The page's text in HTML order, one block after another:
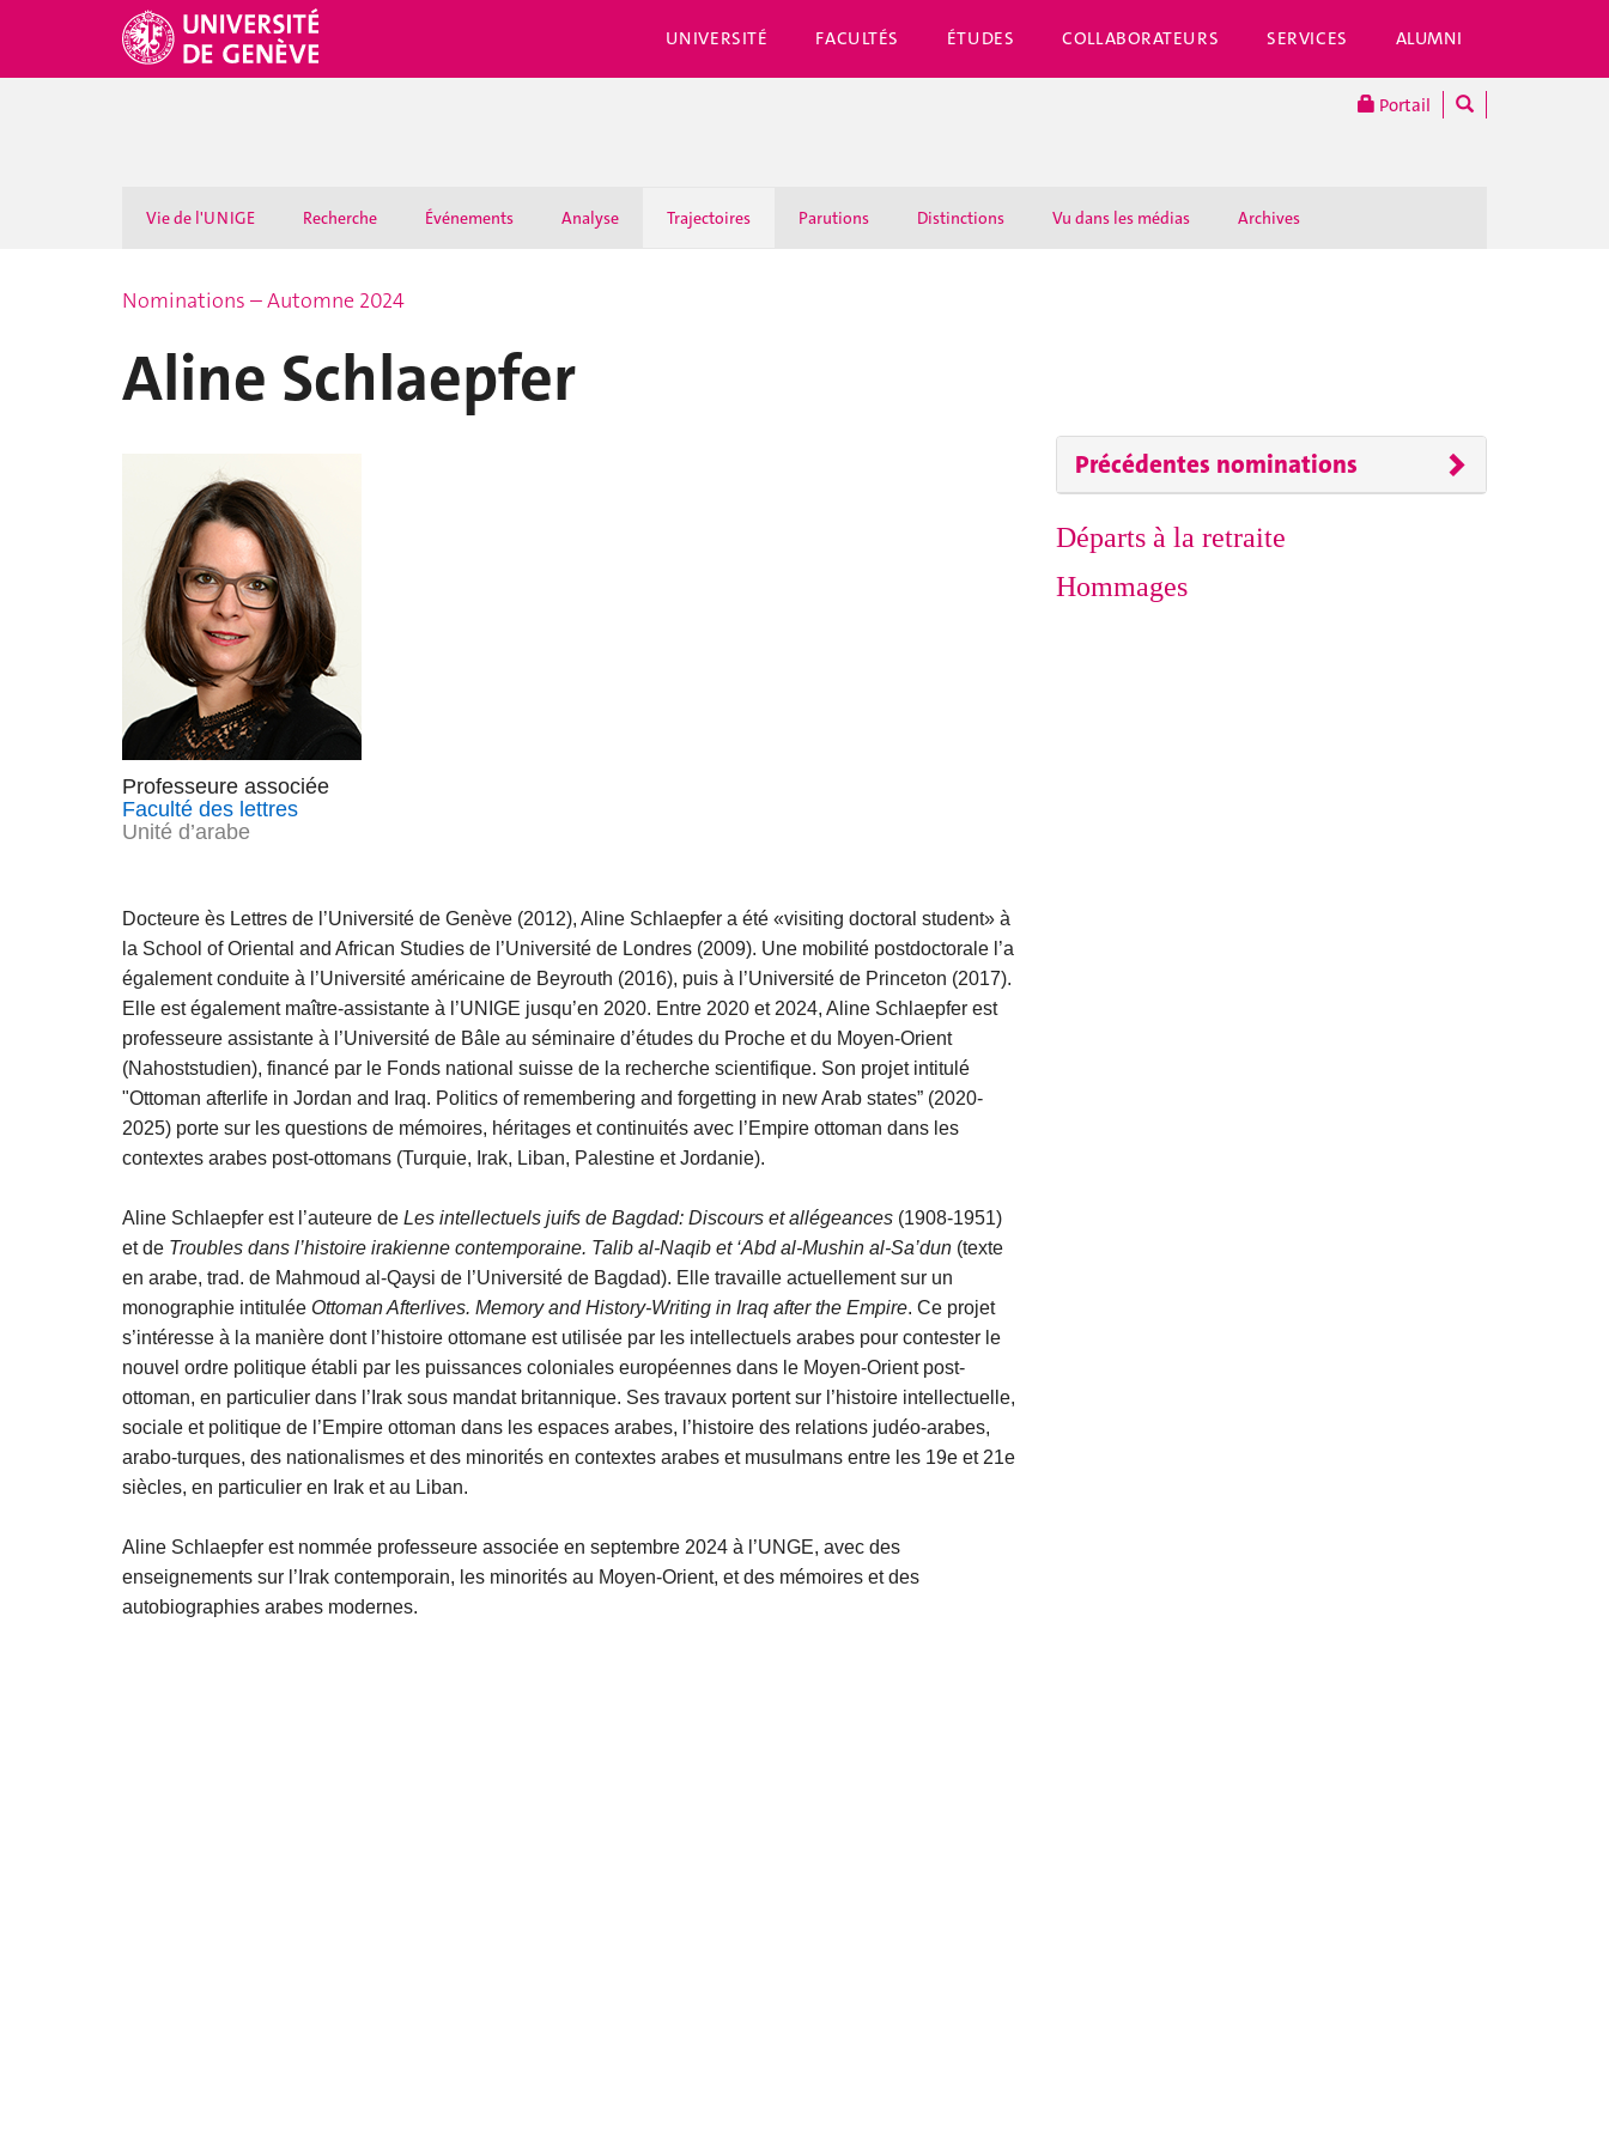
UNIVERSITÉ FACULTÉS ÉTUDES COLLABORATEURS SERVICES ALUMNI
Portail
Vie de l'UNIGE Recherche Événements Analyse Trajectoires Parutions Distinctions Vu dans les médias Archives
Nominations – Automne 2024
Aline Schlaepfer
Professeure associée
Faculté des lettres
Unité d’arabe
Docteure ès Lettres de l’Université de Genève (2012), Aline Schlaepfer a été «visiting doctoral student» à
la School of Oriental and African Studies de l’Université de Londres (2009). Une mobilité postdoctorale l’a
également conduite à l’Université américaine de Beyrouth (2016), puis à l’Université de Princeton (2017).
Elle est également maître-assistante à l’UNIGE jusqu’en 2020. Entre 2020 et 2024, Aline Schlaepfer est
professeure assistante à l’Université de Bâle au séminaire d’études du Proche et du Moyen-Orient
(Nahoststudien), financé par le Fonds national suisse de la recherche scientifique. Son projet intitulé
"Ottoman afterlife in Jordan and Iraq. Politics of remembering and forgetting in new Arab states” (2020-
2025) porte sur les questions de mémoires, héritages et continuités avec l’Empire ottoman dans les
contextes arabes post-ottomans (Turquie, Irak, Liban, Palestine et Jordanie).
Aline Schlaepfer est l’auteure de Les intellectuels juifs de Bagdad: Discours et allégeances (1908-1951)
et de Troubles dans l’histoire irakienne contemporaine. Talib al-Naqib et ‘Abd al-Mushin al-Sa’dun (texte
en arabe, trad. de Mahmoud al-Qaysi de l’Université de Bagdad). Elle travaille actuellement sur un
monographie intitulée Ottoman Afterlives. Memory and History-Writing in Iraq after the Empire. Ce projet
s’intéresse à la manière dont l’histoire ottomane est utilisée par les intellectuels arabes pour contester le
nouvel ordre politique établi par les puissances coloniales européennes dans le Moyen-Orient post-
ottoman, en particulier dans l’Irak sous mandat britannique. Ses travaux portent sur l’histoire intellectuelle,
sociale et politique de l’Empire ottoman dans les espaces arabes, l’histoire des relations judéo-arabes,
arabo-turques, des nationalismes et des minorités en contextes arabes et musulmans entre les 19e et 21e
siècles, en particulier en Irak et au Liban.
Aline Schlaepfer est nommée professeure associée en septembre 2024 à l’UNGE, avec des
enseignements sur l’Irak contemporain, les minorités au Moyen-Orient, et des mémoires et des
autobiographies arabes modernes.
Précédentes nominations
Départs à la retraite
Hommages